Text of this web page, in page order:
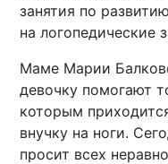
занятия по
на логопедические
Маме Марии
девочку помогают
которым
внучку на ноги.
просит всех